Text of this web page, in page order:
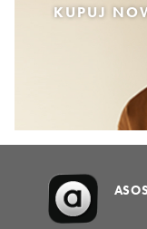
KUPUJ
ASOS